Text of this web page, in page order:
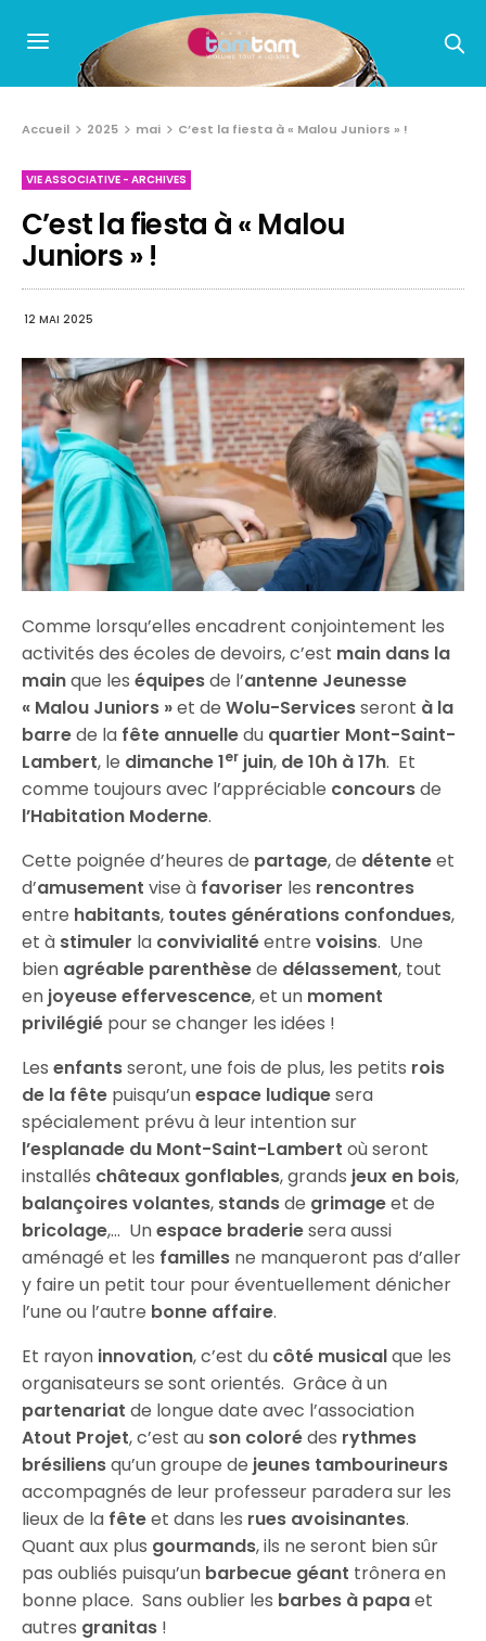
Accueil 2025 mai C’est la fiesta à « Malou Juniors » !
VIE ASSOCIATIVE - ARCHIVES
C’est la fiesta à « Malou
Juniors » !
12 MAI 2025
Comme lorsqu’elles encadrent conjointement les
activités des écoles de devoirs, c’est main dans la
mainque leséquipesde l’antenne Jeunesse
« Malou Juniors »et deWolu-Servicesseront à la
barrede la fête annuelledu quartier Mont-Saint-
Lambert, le dimanche 1er juin, de 10h à 17h. Et
comme toujours avec l’appréciable concoursde
l’Habitation Moderne.
Cette poignée d’heures de partage, de détenteet
d’amusement vise à favoriser les rencontres
entre habitants, toutes générations confondues,
et à stimuler la convivialitéentrevoisins. Une
bien agréable parenthèsede délassement, tout
en joyeuseeffervescence, et un moment
privilégié pour se changer les idées !
Lesenfantsseront, une fois de plus, les petits rois
de la fête puisqu’unespace ludiquesera
spécialement prévu à leur intention sur
l’esplanade du Mont-Saint-Lambert où seront
installés châteaux gonflables, grands jeux en bois,
balançoires volantes, standsde grimageet de
bricolage,… Unespace braderiesera aussi
aménagé et les familles ne manqueront pas d’aller
y faire un petit tour pour éventuellement dénicher
l’une ou l’autre bonne affaire.
Et rayon innovation, c’est du côté musicalque les
organisateurs se sont orientés. Grâce à un
partenariat de longue date avec l’association
Atout Projet, c’est au son colorédes rythmes
brésiliensqu’un groupe de jeunes tambourineurs
accompagnés de leur professeur paradera sur les
lieux de la fêteet dans les rues avoisinantes.
Quant aux plus gourmands, ils ne seront bien sûr
pas oubliés puisqu’un barbecue géant trônera en
bonne place. Sans oublier les barbes à papaet
autres granitas !